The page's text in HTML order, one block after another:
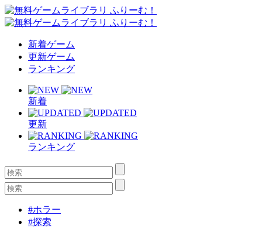
新着ゲーム
更新ゲーム
ランキング
新着
更新
ランキング
#ホラー
#探索